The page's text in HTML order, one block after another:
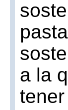
a la